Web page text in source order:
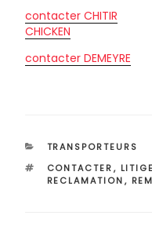
contacter CHITIR
CHICKEN
contacter DEMEYRE
CATÉGORIES
TRANSPORTEURS
ÉTIQUETTES
CONTACTER, LITIGE
RECLAMATION,